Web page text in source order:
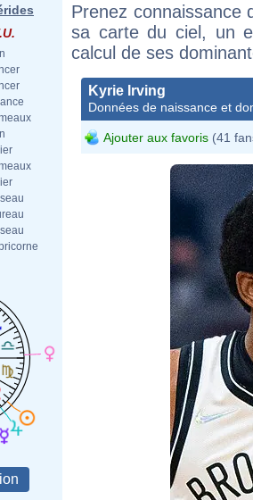
Prenez connaissance
sa carte du ciel, un
calcul de ses
Kyrie Irving
Données de naissance et
Ajouter aux favoris (41